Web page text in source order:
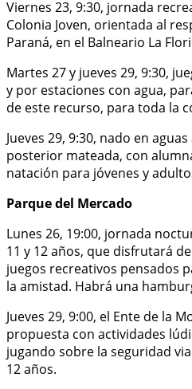
Viernes 23, 9:30, jornada
Colonia Joven, orientada al
Paraná, en el Balneario La
Martes 27 y jueves 29, 9:30,
y por estaciones con agua,
de este recurso, para toda la
Jueves 29, 9:30, nado en
posterior mateada, con
natación para jóvenes y
Parque del Mercado
Lunes 26, 19:00, jornada
11 y 12 años, que disfrutará
juegos recreativos pensados
la amistad. Habrá una
Jueves 29, 9:00, el Ente de la
propuesta con actividades
jugando sobre la seguridad
12 años.